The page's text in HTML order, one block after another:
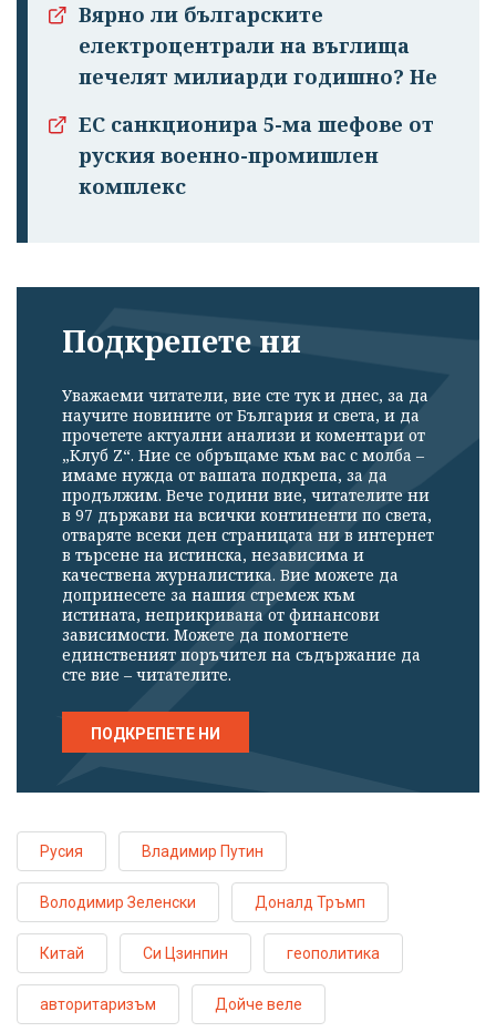
Вярно ли българските
електроцентрали на въглища
печелят милиарди годишно? Не
ЕС санкционира 5-ма шефове от
руския военно-промишлен
комплекс
Подкрепете ни
Уважаеми читатели, вие сте тук и днес, за да
научите новините от България и света, и да
прочетете актуални анализи и коментари от
„Клуб Z“. Ние се обръщаме към вас с молба –
имаме нужда от вашата подкрепа, за да
продължим. Вече години вие, читателите ни
в 97 държави на всички континенти по света,
отваряте всеки ден страницата ни в интернет
в търсене на истинска, независима и
качествена журналистика. Вие можете да
допринесете за нашия стремеж към
истината, неприкривана от финансови
зависимости. Можете да помогнете
единственият поръчител на съдържание да
сте вие – читателите.
ПОДКРЕПЕТЕ НИ
Русия Владимир Путин
Володимир Зеленски Доналд Тръмп
Китай Си Цзинпин геополитика
авторитаризъм Дойче веле